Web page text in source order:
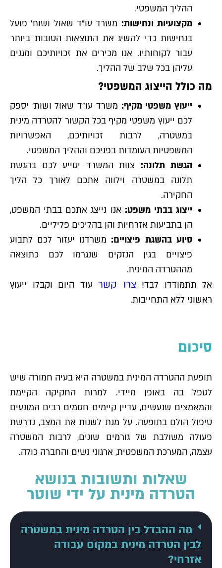
ההליך המשפטי.
מקצועיות ונחישות: משרד עו"ד שאול ושות' פועל
בנחישות כדי להשיג את התוצאות הטובות ביותר
עבור לקוחותיו. אנו מכירים את זכויותיכם ומגנים
עליהן בכל שלב של ההליך.
מה כולל הייצוג המשפטי?
ייעוץ משפטי מקיף: משרד עו"ד שאול ושות' יספק
לכם ייעוץ משפטי מקיף בכל הקשור להטרדה מינית
במשטרה, לרבות זכויותיכם, האפשרויות
המשפטיות העומדות בפניכם וההליך המשפטי.
הגשת תלונה: צוות המשרד יסייע לכם בהגשת
תלונה במשטרה וילווה אתכם לאורך כל הליך
החקירה.
ייצוג בבתי משפט: אנו נייצג אתכם בבתי המשפט,
הן בתביעות אזרחיות והן בהליכים פליליים.
סיוע בהשגת פיצויים: משרדנו יעזור לכם לתבוע
פיצויים בגין הנזקים שנגרמו לכם כתוצאה
מההטרדה המינית.
אל תתמודדו לבד! צרו קשר עוד היום וקבלו ייעוץ
ראשוני ללא התחייבות.
סיכום
תופעת ההטרדה המינית במשטרה היא בעיה חמורה שיש
לטפל בה באופן מיידי. למרות החקיקה הקיימת
והמאמצים שנעשים, עדיין קיימים חסמים רבים המונעים
טיפול הולם בתופעה. על מנת לשנות את המצב, נדרשת
פעולה משולבת של גורמים שונים, לרבות המשטרה
עצמה, המערכת המשפטית, ארגוני נשים והחברה כולה.
שאלות ותשובות בנושא
הטרדה מינית על ידי שוטר
מה ההבדל בין הטרדה מינית במשטרה
לבין הטרדה מינית במקום עבודה
אזרחי?